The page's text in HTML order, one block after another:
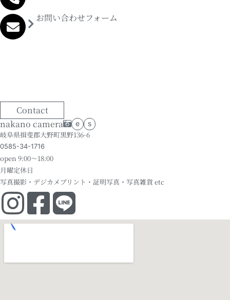
お問い合わせフォーム
Contact
nakano camera
e s
岐阜県揖斐郡大野町黒野136-6
0585-34-1716
open 9:00～18:00
月曜定休日
写真撮影・デジカメプリント・証明写真・写真雑貨 etc